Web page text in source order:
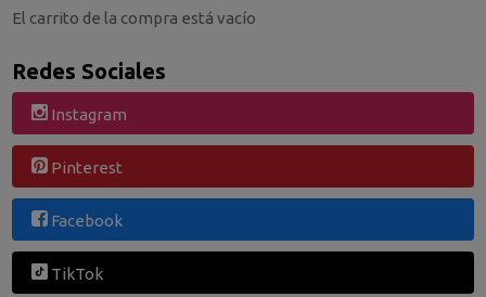
El carrito de la compra está vacío
Redes Sociales
Instagram
Pinterest
Facebook
TikTok